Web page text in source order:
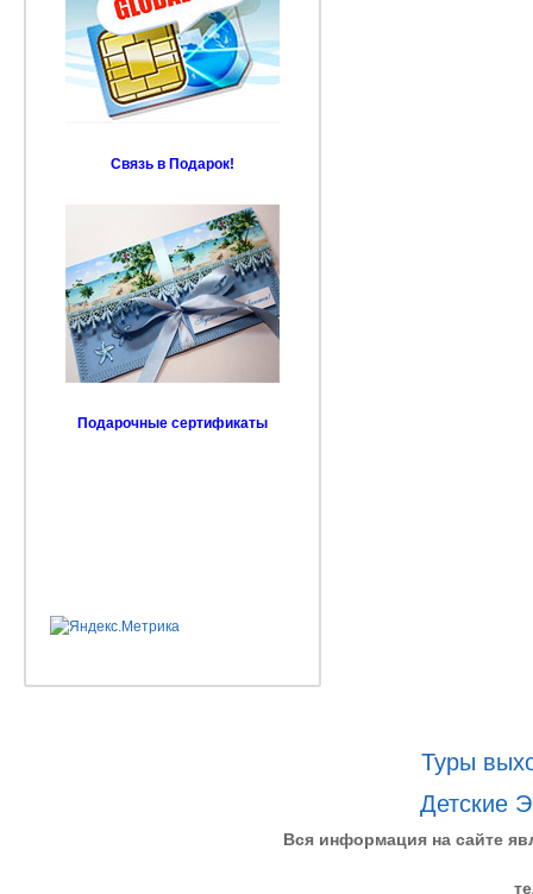
Связь в Подарок!
Подарочные сертификаты
Туры
Детские
Вся информация на сайте